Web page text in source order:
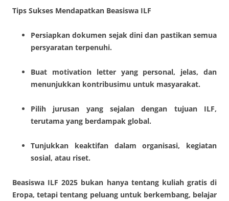
Tips Sukses Mendapatkan Beasiswa ILF
Persiapkan dokumen sejak dini dan pastikan semua
persyaratan terpenuhi.
Buat motivation letter yang personal, jelas, dan
menunjukkan kontribusimu untuk masyarakat.
Pilih jurusan yang sejalan dengan tujuan ILF,
terutama yang berdampak global.
Tunjukkan keaktifan dalam organisasi, kegiatan
sosial, atau riset.
Beasiswa ILF 2025 bukan hanya tentang kuliah gratis di
Eropa, tetapi tentang peluang untuk berkembang, belajar